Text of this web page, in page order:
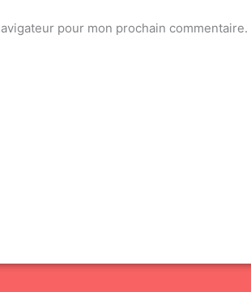
pour mon prochain commentaire.